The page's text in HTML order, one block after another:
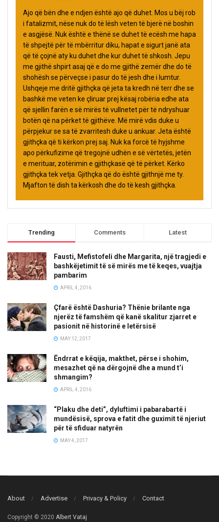
Ajo që bën dhe e ndjen është ajo që duhet. Mos u bëj rob
i fatalizmit, nëse nuk do të lësh veten të bjerë në boshin
e asgjësë. Nuk është e thënë se duhet të ecësh me hapa
të shpejtë për të mbërritur diku, hapat e sigurt janë ata
që të çojnë aty ku duhet dhe kur duhet të shkosh. Jepu
me gjithë shpirt asaj që e do me gjithë zemër dhe do të
shohësh se përveçse i pasur do të jesh dhe i lumtur.
Ushqeje me dritë gjithçka që jeta ta kredh në terr dhe se
bashkë me veten ke çliruar prej kësaj robëria edhe ata
që sjellin farën e së mirës të vullnetet për të ndryshuar
botën që na përket të gjithëve. Më mirë vdis duke u
përpjekur se sa të zvarritesh duke u ankuar. Jeta është
gjithçka që ti kërkon prej saj. Nuk ka forcë të hyjshme
apo përkufizime që tregojnë udhën e së vërtetës, jetën
e merituar, zotërimin e gjithçkasë që të përket. Kërko
gjithçka tek vetja. Gjithçka që do është gjithnjë me ty.
Mjafton të dish ta kërkosh dhe do të kesh gjithçka.
Trending Comments Latest
Fausti, Mefistofeli dhe Margarita, një tragjedi e
bashkëjetimit të së mirës me të keqes, vuajtja
pambarim
APRIL 4, 2016
Çfarë është Dashuria? Thënie brilante nga
njerëz të famshëm që kanë skalitur zjarret e
pasionit në historinë e letërsisë
MAY 12, 2017
Ëndrrat e këqija, makthet, përse i shohim,
mesazhet që na dërgojnë dhe a mund t’i
shmangim?
APRIL 4, 2016
“Plaku dhe deti”, dyluftimi i pabarabartë i
mundësisë, sprova e fatit dhe guximit të njeriut
për të sfiduar natyrën
MAY 4, 2017
About Advertise Privacy & Policy Contact
Copyright © 2020 Albert Vataj